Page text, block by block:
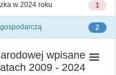
1
w 2024 roku
2
wpisane
2009 - 2024